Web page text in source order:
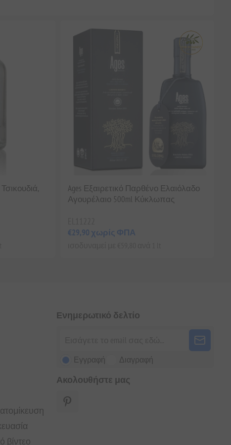
Ages Εξαιρετικό Παρθένο Ελαιόλαδο
Αγουρέλαιο 500ml Κύκλωπας
€29,90 χωρίς ΦΠΑ
βίντεο
Ενημερωτικό δελτίο
Εγγραφή Διαγραφή
Ακολουθήστε μας